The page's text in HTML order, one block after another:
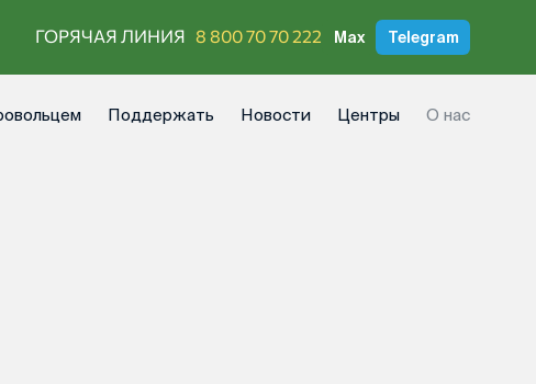
ГОРЯЧАЯ ЛИНИЯ 8 800 70 70 222 Max Telegram
Поддержать Новости Центры О нас